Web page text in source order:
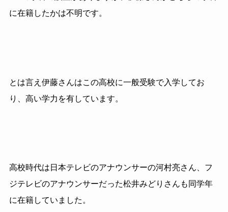
に在籍したかは不明です。
とは言え伊藤さんはこの高校に一般受験で入学してお
り、高い学力を有しています。
高校時代は日本テレビのアナウンサーの河村亮さん、フ
ジテレビのアナウンサーだった松井みどりさんも同学年
に在籍していました。